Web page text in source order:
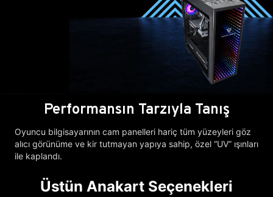
Performansın Tarzıyla Tanış
Oyuncu bilgisayarının cam panelleri hariç tüm yüzeyleri göz
alıcı görünüme ve kir tutmayan yapıya sahip, özel “UV” ışınları
ile kaplandı.
Üstün Anakart Seçenekleri